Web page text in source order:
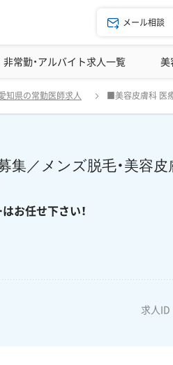
メール相談
ドクターコネクトの強み エ
非常勤・アルバイト求人一覧 美
の医師転職体験談 美容クリ
知県の常勤医師求人 ■美容皮膚科 医
集／メンズ脱毛・美容
お任せ下さい！
求人ID